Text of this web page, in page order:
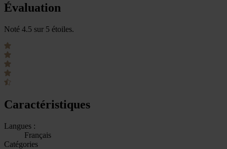
Évaluation
Noté 4.5 sur 5 étoiles.
Caractéristiques
Langues :
Français
Catégories